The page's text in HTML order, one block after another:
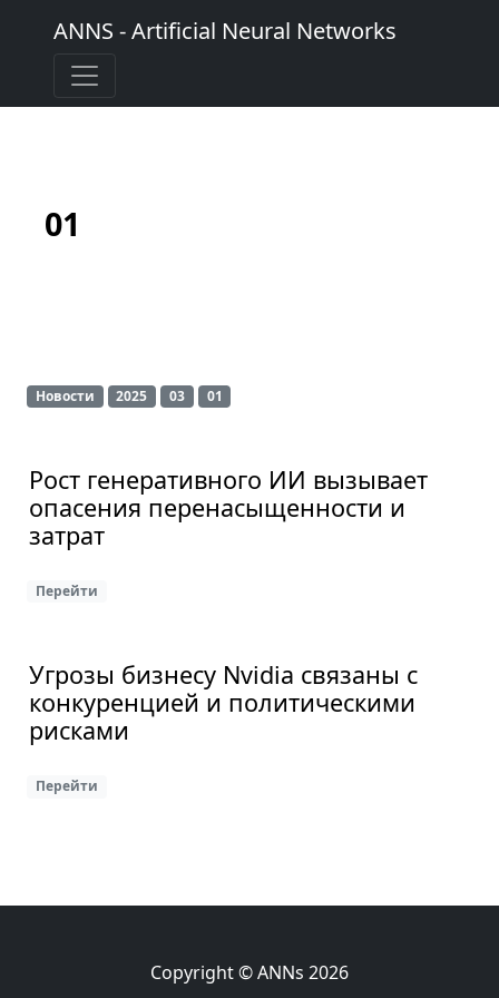
ANNS - Artificial Neural Networks
01
Новости 2025 03 01
Рост генеративного ИИ вызывает
опасения перенасыщенности и
затрат
Перейти
Угрозы бизнесу Nvidia связаны с
конкуренцией и политическими
рисками
Перейти
Copyright © ANNs 2026